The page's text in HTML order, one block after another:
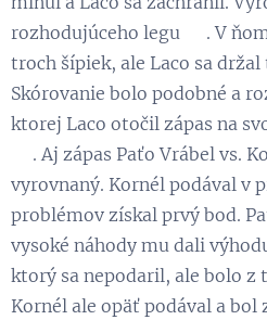
rozhodujúceho legu 😃. V
troch šípiek, ale Laco sa
Skórovanie bolo podobné a
ktorej Laco otočil zápas na
💪. Aj zápas Paťo Vrábel vs.
vyrovnaný. Kornél podával v
problémov získal prvý bod.
vysoké náhody mu dali
ktorý sa nepodaril, ale bolo z
Kornél ale opäť podával a bol